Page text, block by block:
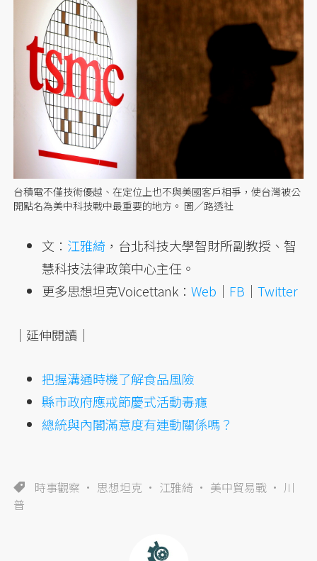
台積電不僅技術優越、在定位上也不與美國客戶相爭，使台灣被公
開點名為美中科技戰中最重要的地方。 圖／路透社
文： 江雅綺 ，台北科技大學智財所副教授、智
慧科技法律政策中心主任。
更多思想坦克Voicettank：Web ｜ FB ｜Twitter
｜延伸閱讀｜
把握溝通時機了解食品風險
縣市政府應戒節慶式活動毒癮
總統與內閣滿意度有連動關係嗎？
時事觀察 思想坦克 江雅綺 美中貿易戰
川
普